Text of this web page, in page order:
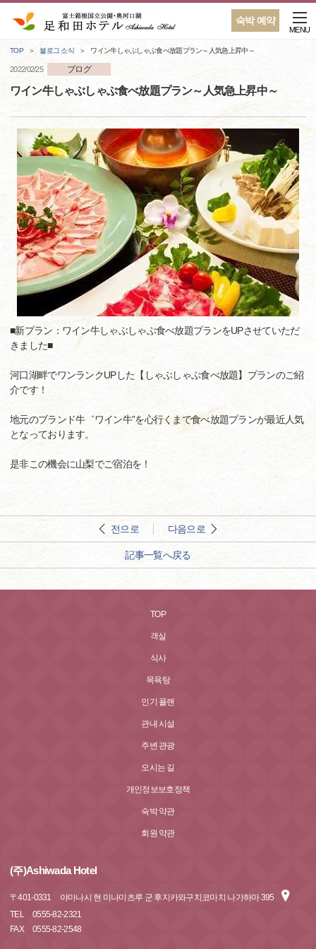
숙박 예약
MENU
TOP 블로그 소식 ワイン牛しゃぶしゃぶ食べ放題プラン～人気急上昇中～
2022/02/25 ブログ
ワイン牛しゃぶしゃぶ食べ放題プラン～人気急上昇中～
■新プラン：ワイン牛しゃぶしゃぶ食べ放題プランをUPさせていただ
きました■
河口湖畔でワンランクUPした【しゃぶしゃぶ食べ放題】プランのご紹
介です！
地元のブランド牛゛ワイン牛”を心行くまで食べ放題プランが最近人気
となっております。
是非この機会に山梨でご宿泊を！
전으로 다음으로
記事一覧へ戻る
TOP
객실
식사
목욕탕
인기 플랜
관내 시설
주변 관광
오시는 길
개인정보보호정책
숙박 약관
회원 약관
(주)Ashiwada Hotel
〒401-0331
야마나시 현 미나미츠루 군 후지카와구치코마치 나가하마 395
TEL
0555-82-2321
FAX
0555-82-2548